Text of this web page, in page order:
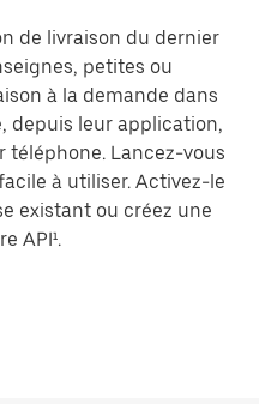
de livraison du dernier
petites ou
à la demande dans
depuis leur application,
téléphone. Lancez-vous
à utiliser. Activez-le
existant ou créez une
API¹.